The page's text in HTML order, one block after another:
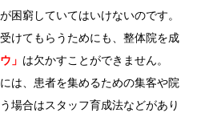
困窮していてはいけないのです。
けてもらうためにも、整体院を成
」 は欠かすことができません。
は、患者を集めるための集客や院
場合はスタッフ育成法などがあり